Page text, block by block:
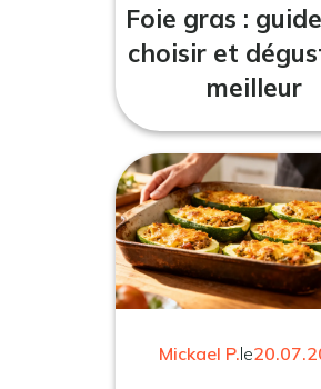
Foie gras :
choisir et
meilleur
Mickael P.le